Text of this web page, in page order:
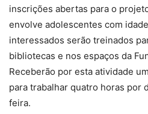
inscrições abertas para o
envolve adolescentes com
interessados serão treinados
bibliotecas e nos espaços da
Receberão por esta atividade
para trabalhar quatro horas por
feira.